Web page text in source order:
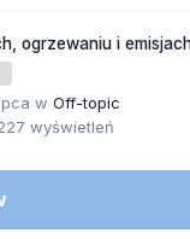
ogrzewaniu i
w Off-topic
wyświetleń